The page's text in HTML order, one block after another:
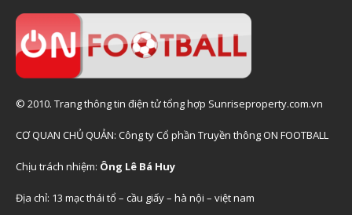
© 2010. Trang thông tin điện tử tổng hợp Sunriseproperty.com.vn
CƠ QUAN CHỦ QUẢN: Công ty Cổ phần Truyền thông ON FOOTBALL
Chịu trách nhiệm: Ông Lê Bá Huy
Địa chỉ: 13 mạc thái tổ – cầu giấy – hà nội – việt nam